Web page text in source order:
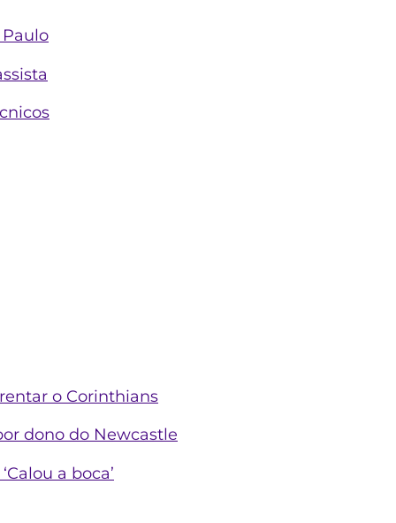
o Corinthians
dono do Newcastle
a boca’